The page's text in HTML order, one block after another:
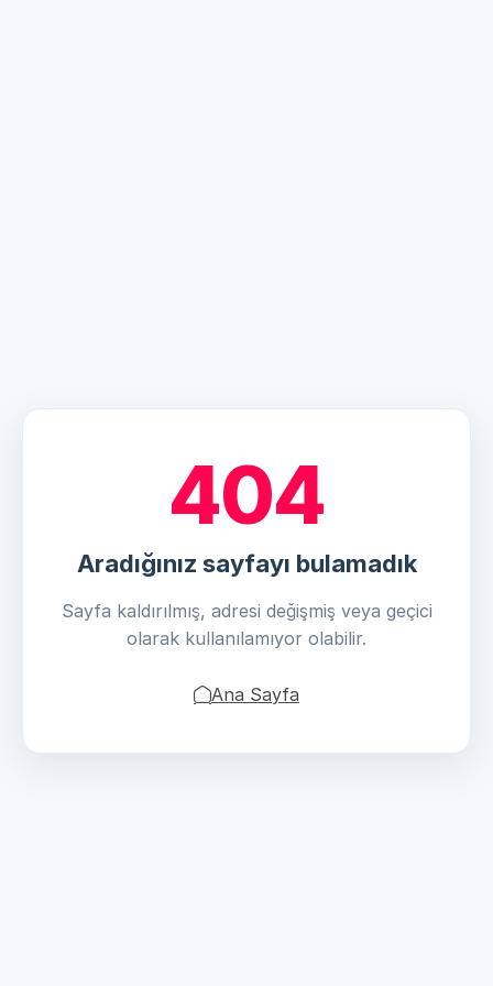
404
Aradığınız sayfayı bulamadık
Sayfa kaldırılmış, adresi değişmiş veya geçici
olarak kullanılamıyor olabilir.
Ana Sayfa